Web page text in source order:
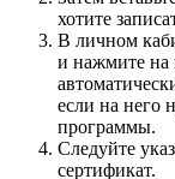
хотите
В личном
и нажмите на
если на него
программы.
Следуйте
сертификат.